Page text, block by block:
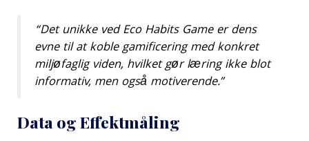
“Det unikke ved Eco Habits Game er dens
evne til at koble gamificering med konkret
miljøfaglig viden, hvilket gør læring ikke blot
informativ, men også motiverende.”
Data og Effektmåling